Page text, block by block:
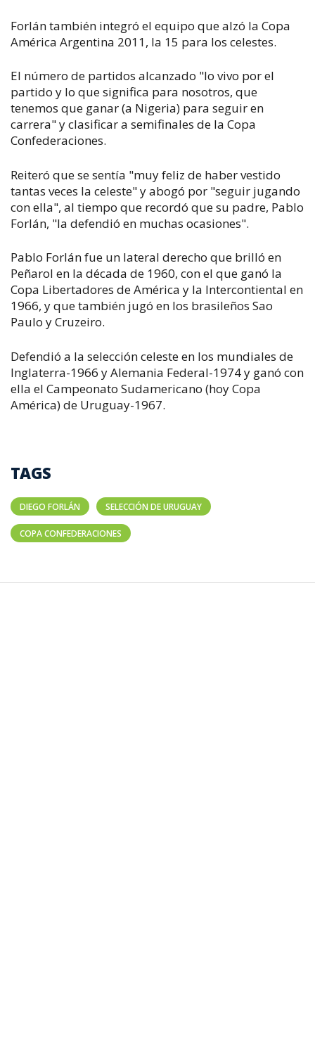
Forlán también integró el equipo que alzó la Copa
América Argentina 2011, la 15 para los celestes.
El número de partidos alcanzado "lo vivo por el
partido y lo que significa para nosotros, que
tenemos que ganar (a Nigeria) para seguir en
carrera" y clasificar a semifinales de la Copa
Confederaciones.
Reiteró que se sentía "muy feliz de haber vestido
tantas veces la celeste" y abogó por "seguir jugando
con ella", al tiempo que recordó que su padre, Pablo
Forlán, "la defendió en muchas ocasiones".
Pablo Forlán fue un lateral derecho que brilló en
Peñarol en la década de 1960, con el que ganó la
Copa Libertadores de América y la Intercontiental en
1966, y que también jugó en los brasileños Sao
Paulo y Cruzeiro.
Defendió a la selección celeste en los mundiales de
Inglaterra-1966 y Alemania Federal-1974 y ganó con
ella el Campeonato Sudamericano (hoy Copa
América) de Uruguay-1967.
TAGS
DIEGO FORLÁN SELECCIÓN DE URUGUAY
COPA CONFEDERACIONES